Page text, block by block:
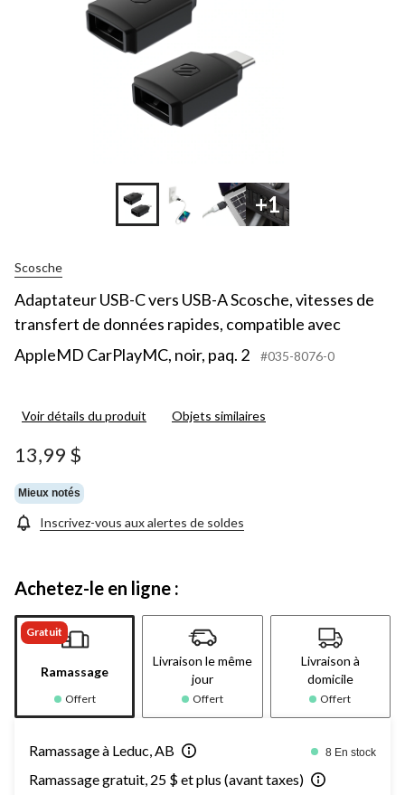
+1
Scosche
Adaptateur USB-C vers USB-A Scosche, vitesses de
transfert de données rapides, compatible avec
AppleMD CarPlayMC, noir, paq. 2
#035-8076-0
Voir détails du produit Objets similaires
13,99 $
Mieux notés
Inscrivez-vous aux alertes de soldes
Achetez-le en ligne :
Gratuit
Ramassage
Offert
Livraison le même
jour
Offert
Livraison à
domicile
Offert
Ramassage à Leduc, AB 8 En stock
Ramassage gratuit, 25 $ et plus (avant taxes)